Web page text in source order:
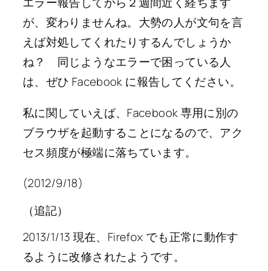
が、変わりませんね。大勢の人が文句を言
えば対処してくれたりするんでしょうか
ね？ 同じようなエラーで困っている人
は、ぜひ Facebook に報告してください。
私に関していえば、Facebook 専用に別の
ブラウザを起動することになるので、アク
セス頻度が極端に落ちています。
(2012/9/18)
（追記）
2013/1/13 現在、Firefox でも正常に動作す
るように改修されたようです。